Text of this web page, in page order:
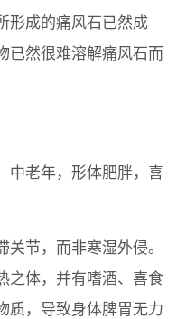
形成的痛风石已然成
已然很难溶解痛风石而
中老年，形体肥胖，喜
节，而非寒湿外侵。
之体，并有嗜酒、喜食
质，导致身体脾胃无力